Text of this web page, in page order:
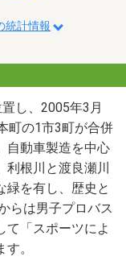
統計情報
し、2005年3月
町の1市3町が合併
自動車製造を中心
根川と渡良瀬川
緑を有し、歴史と
らは男子プロバス
て「スポーツによ
。